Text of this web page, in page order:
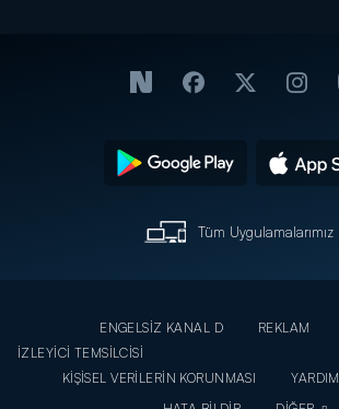
Tüm Uygulamalarımız
ENGELSİZ KANAL D REKLAM
İZLEYİCİ TEMSİLCİSİ
KİŞİSEL VERİLERİN KORUNMASI
YARDIM